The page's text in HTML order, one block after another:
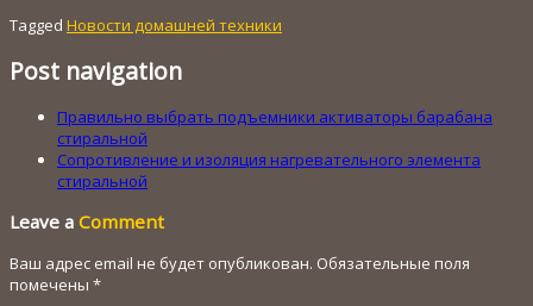
Tagged Новости домашней техники
Post navigation
Правильно выбрать подъемники активаторы барабана
стиральной
Сопротивление и изоляция нагревательного элемента
стиральной
Leave a Comment
Ваш адрес email не будет опубликован. Обязательные поля
помечены *